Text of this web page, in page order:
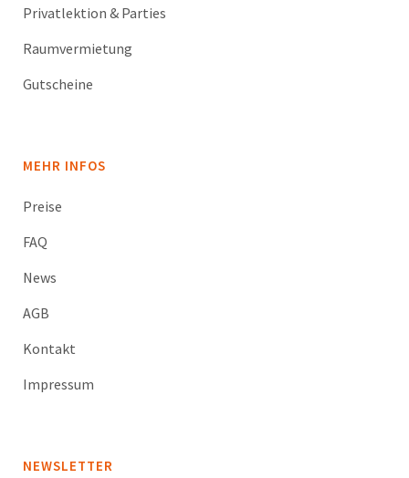
Privatlektion & Parties
Raumvermietung
Gutscheine
MEHR INFOS
Preise
FAQ
News
AGB
Kontakt
Impressum
NEWSLETTER